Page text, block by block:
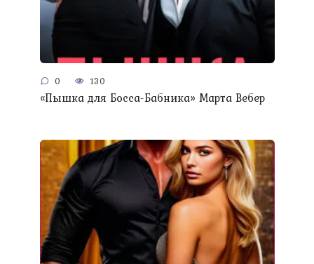
0 130
«Пышка для Босса-Бабника» Марта Вебер